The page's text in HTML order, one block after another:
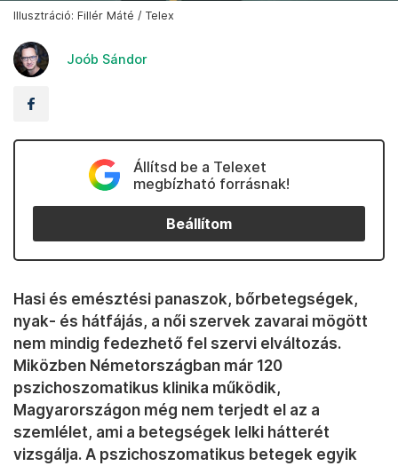
Illusztráció: Fillér Máté / Telex
Joób Sándor
Állítsd be a Telexet
megbízható forrásnak!
Beállítom
Hasi és emésztési panaszok, bőrbetegségek,
nyak- és hátfájás, a női szervek zavarai mögött
nem mindig fedezhető fel szervi elváltozás.
Miközben Németországban már 120
pszichoszomatikus klinika működik,
Magyarországon még nem terjedt el az a
szemlélet, ami a betegségek lelki hátterét
vizsgálja. A pszichoszomatikus betegek egyik